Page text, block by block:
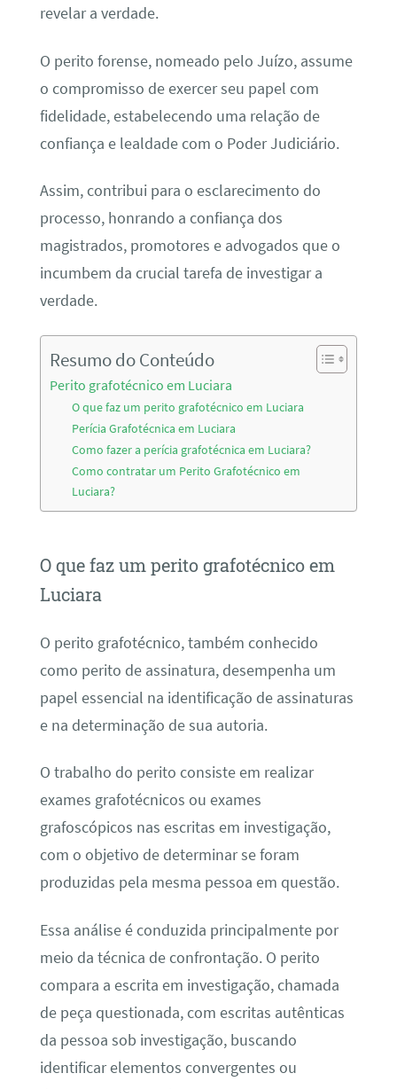
revelar a verdade.
O perito forense, nomeado pelo Juízo, assume
o compromisso de exercer seu papel com
fidelidade, estabelecendo uma relação de
confiança e lealdade com o Poder Judiciário.
Assim, contribui para o esclarecimento do
processo, honrando a confiança dos
magistrados, promotores e advogados que o
incumbem da crucial tarefa de investigar a
verdade.
Resumo do Conteúdo
Perito grafotécnico em Luciara
O que faz um perito grafotécnico em Luciara
Perícia Grafotécnica em Luciara
Como fazer a perícia grafotécnica em Luciara?
Como contratar um Perito Grafotécnico em
Luciara?
O que faz um perito grafotécnico em
Luciara
O perito grafotécnico, também conhecido
como perito de assinatura, desempenha um
papel essencial na identificação de assinaturas
e na determinação de sua autoria.
O trabalho do perito consiste em realizar
exames grafotécnicos ou exames
grafoscópicos nas escritas em investigação,
com o objetivo de determinar se foram
produzidas pela mesma pessoa em questão.
Essa análise é conduzida principalmente por
meio da técnica de confrontação. O perito
compara a escrita em investigação, chamada
de peça questionada, com escritas autênticas
da pessoa sob investigação, buscando
identificar elementos convergentes ou